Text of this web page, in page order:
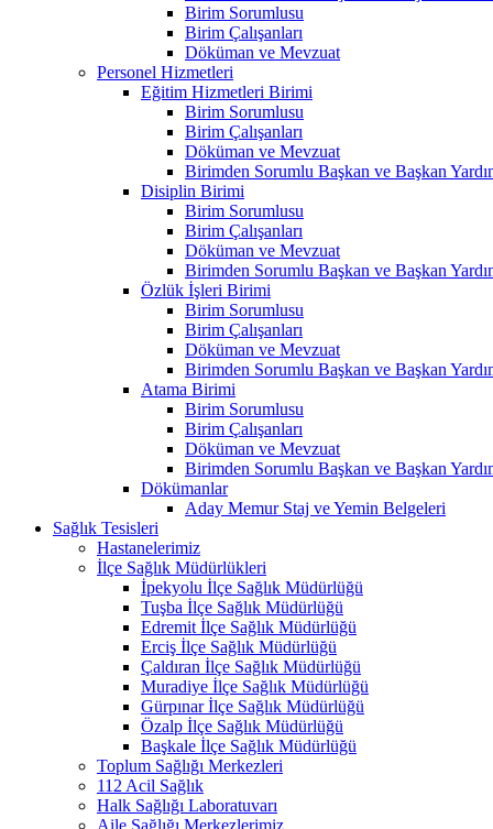
Birim Sorumlusu
Birim Çalışanları
Döküman ve Mevzuat
Personel Hizmetleri
Eğitim Hizmetleri Birimi
Birim Sorumlusu
Birim Çalışanları
Döküman ve Mevzuat
Birimden Sorumlu Başkan ve Başkan
Disiplin Birimi
Birim Sorumlusu
Birim Çalışanları
Döküman ve Mevzuat
Birimden Sorumlu Başkan ve Başkan
Özlük İşleri Birimi
Birim Sorumlusu
Birim Çalışanları
Döküman ve Mevzuat
Birimden Sorumlu Başkan ve Başkan
Atama Birimi
Birim Sorumlusu
Birim Çalışanları
Döküman ve Mevzuat
Birimden Sorumlu Başkan ve Başkan
Dökümanlar
Aday Memur Staj ve Yemin Belgeleri
Sağlık Tesisleri
Hastanelerimiz
İlçe Sağlık Müdürlükleri
İpekyolu İlçe Sağlık Müdürlüğü
Tuşba İlçe Sağlık Müdürlüğü
Edremit İlçe Sağlık Müdürlüğü
Erciş İlçe Sağlık Müdürlüğü
Çaldıran İlçe Sağlık Müdürlüğü
Muradiye İlçe Sağlık Müdürlüğü
Gürpınar İlçe Sağlık Müdürlüğü
Özalp İlçe Sağlık Müdürlüğü
Başkale İlçe Sağlık Müdürlüğü
Toplum Sağlığı Merkezleri
112 Acil Sağlık
Halk Sağlığı Laboratuvarı
Aile Sağlığı Merkezlerimiz